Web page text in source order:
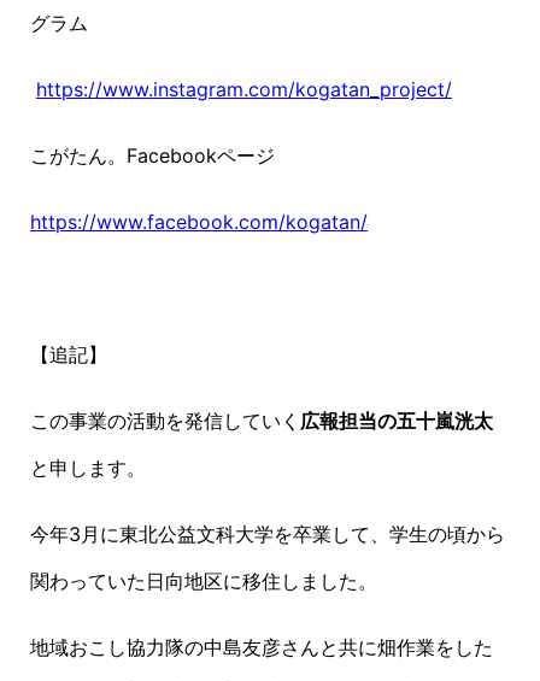
グラム
https://www.instagram.com/kogatan_project/
こがたん。Facebookページ
https://www.facebook.com/kogatan/
【追記】
この事業の活動を発信していく 広報担当の五十嵐洸太
と申します。
今年3月に東北公益文科大学を卒業して、学生の頃から
関わっていた日向地区に移住しました。
地域おこし協力隊の中島友彦さんと共に畑作業をした